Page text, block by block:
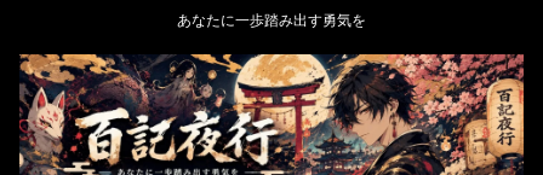
あなたに一歩踏み出す勇気を